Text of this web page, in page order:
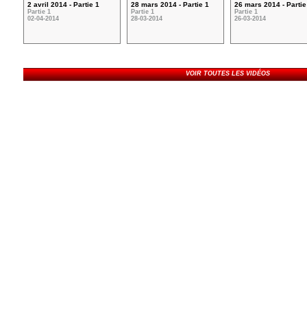
2 avril 2014 - Partie 1
Partie 1
02-04-2014
28 mars 2014 - Partie 1
Partie 1
28-03-2014
26 mars 2014 -
Partie 1
26-03-2014
VOIR TOUTES LES VIDÉOS